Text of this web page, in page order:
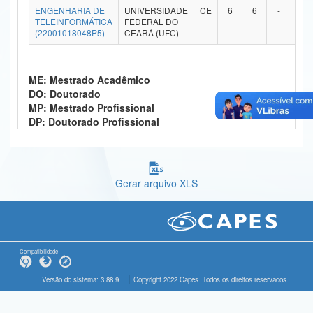
Ministério da Ciência, Tecnologia, Inovações e Comunicações
Ministério do Meio Ambiente
Ministério do Desenvolvimento Regional
Controladoria-Geral da União
Gabinete de Segurança Institucional
Advocacia-Geral da União
ENGENHARIA DE
TELEINFORMÁTICA
(22001018048P5)
UNIVERSIDADE
FEDERAL DO
CEARÁ (UFC)
CE 6 6 -
ME: Mestrado Acadêmico
DO: Doutorado
MP: Mestrado Profissional
DP: Doutorado Profissional
Gerar arquivo XLS
Compatibilidade
Versão do sistema: 3.88.9 Copyright 2022 Capes. Todos os direitos reservados.